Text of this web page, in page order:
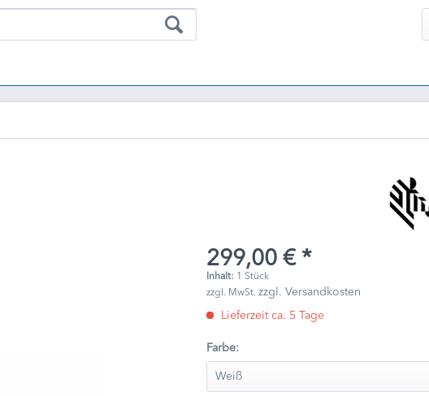
299,00 € *
Inhalt: 1 Stück
zzgl. MwSt.zzgl. Versandkosten
Lieferzeit ca. 5 Tage
Farbe: